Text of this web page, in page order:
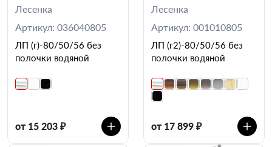
Лесенка
Артикул: 036040805
ЛП (г)-80/50/56 без
полочки водяной
от 15 203 ₽
Лесенка
Артикул: 001010805
ЛП (г2)-80/50/56 без
полочки водяной
от 17 899 ₽